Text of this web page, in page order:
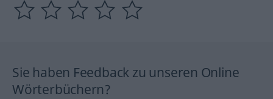
Sie haben Feedback zu unseren Online
Wörterbüchern?